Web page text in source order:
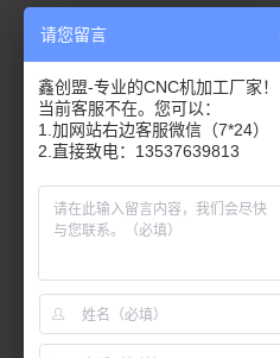
CNC加工
CNC铝合金加工
CNC钛合金加工
CNC精密件加工
CNC五金件加工
请您留言
鑫创盟-专业的CNC机加工厂家！
当前客服不在。您可以：
1.加网站右边客服微信（7*24）
2.直接致电：13537639813